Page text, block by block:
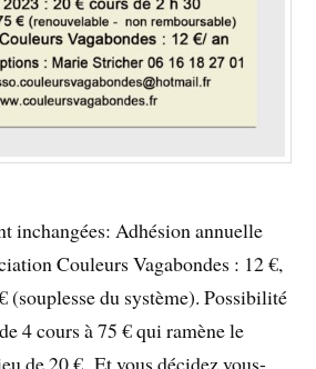
inchangées: Adhésion annuelle
Couleurs Vagabondes : 12 €,
(souplesse du système). Possibilité
4 cours à 75 € qui ramène le
de 20 €. Et vous décidez vous-